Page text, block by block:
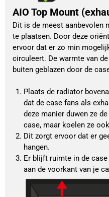
AIO Top Mount
Dit is de meest aanbevolen
te plaatsen. Door deze
ervoor dat er zo min
circuleert. De warmte van
buiten geblazen door de
Plaats de radiator
dat de case fans als
deze manier duwen ze
case, maar koelen ze
Dit zorgt ervoor dat er
hangen.
Er blijft ruimte in de
aan de voorkant van je